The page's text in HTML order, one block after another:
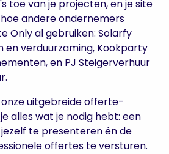
toe van je projecten, en je site
andere ondernemers
Only al gebruiken: Solarfy
en verduurzaming, Kookparty
en PJ Steigerverhuur
uitgebreide offerte-
alles wat je nodig hebt: een
te presenteren én de
offertes te versturen.